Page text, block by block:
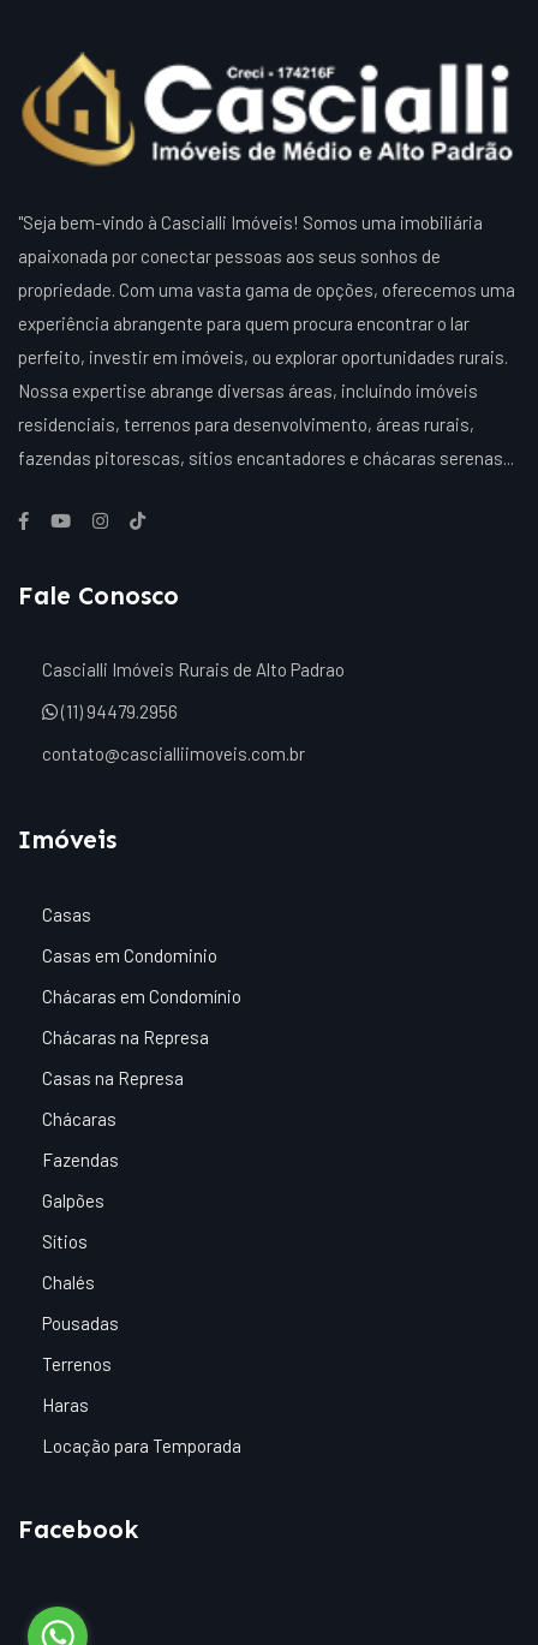
"Seja bem-vindo à Cascialli Imóveis! Somos uma imobiliária
apaixonada por conectar pessoas aos seus sonhos de
propriedade. Com uma vasta gama de opções, oferecemos uma
experiência abrangente para quem procura encontrar o lar
perfeito, investir em imóveis, ou explorar oportunidades rurais.
Nossa expertise abrange diversas áreas, incluindo imóveis
residenciais, terrenos para desenvolvimento, áreas rurais,
fazendas pitorescas, sítios encantadores e chácaras serenas...
Fale Conosco
Cascialli Imóveis Rurais de Alto Padrao
(11) 94479.2956
contato@cascialliimoveis.com.br
Imóveis
Casas
Casas em Condominio
Chácaras em Condomínio
Chácaras na Represa
Casas na Represa
Chácaras
Fazendas
Galpões
Sítios
Chalés
Pousadas
Terrenos
Haras
Locação para Temporada
Facebook